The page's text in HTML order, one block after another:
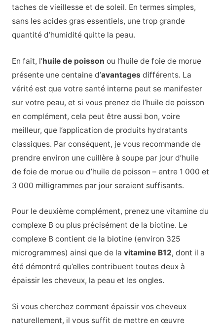
taches de vieillesse et de soleil. En termes simples,
sans les acides gras essentiels, une trop grande
quantité d’humidité quitte la peau.
En fait, l’huile de poisson ou l’huile de foie de morue
présente une centaine d’avantages différents. La
vérité est que votre santé interne peut se manifester
sur votre peau, et si vous prenez de l’huile de poisson
en complément, cela peut être aussi bon, voire
meilleur, que l’application de produits hydratants
classiques. Par conséquent, je vous recommande de
prendre environ une cuillère à soupe par jour d’huile
de foie de morue ou d’huile de poisson – entre 1 000 et
3 000 milligrammes par jour seraient suffisants.
Pour le deuxième complément, prenez une vitamine du
complexe B ou plus précisément de la biotine. Le
complexe B contient de la biotine (environ 325
microgrammes) ainsi que de la vitamine B12, dont il a
été démontré qu’elles contribuent toutes deux à
épaissir les cheveux, la peau et les ongles.
Si vous cherchez comment épaissir vos cheveux
naturellement, il vous suffit de mettre en œuvre